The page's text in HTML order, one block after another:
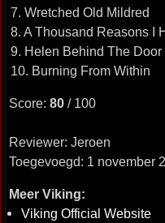
7. Wretched Old Mildred
8. A Thousand Reasons I
9. Helen Behind The Door
10. Burning From Within
Score: 80/ 100
Reviewer: Jeroen
Toegevoegd: 1 november
Meer Viking:
Viking Official Website